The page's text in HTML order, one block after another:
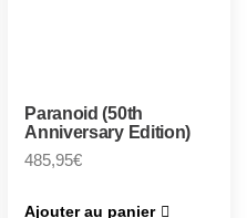
Paranoid (50th
Anniversary Edition)
485,95€
Ajouter au panier